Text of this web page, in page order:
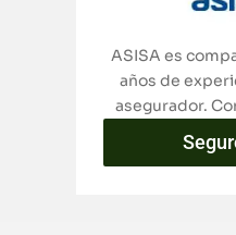
ASISA es
años de
asegurador.